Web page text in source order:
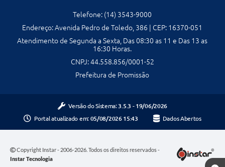
Contas Públicas
Legislação
Transparência
Notícias
Telefone: (14) 3543-9000
Endereço: Avenida Pedro de Toledo, 386 | CEP: 16370-051
Atendimento de Segunda a Sexta, Das 08:30 as 11 e Das 13 as
16:30 Horas.
CNPJ: 44.558.856/0001-52
Prefeitura de Promissão
Versão do Sistema: 3.5.3 - 19/06/2026
Portal atualizado em: 05/08/2026 15:43 Dados Abertos
Copyright Instar - 2006-2026. Todos os direitos reservados -
Instar Tecnologia